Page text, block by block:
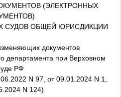
(ЭЛЕКТРОННЫХ
СУДОВ ОБЩЕЙ ЮРИСДИКЦИИ
документов
департамента при Верховном
РФ
N 97, от 09.01.2024 N 1,
N 124)